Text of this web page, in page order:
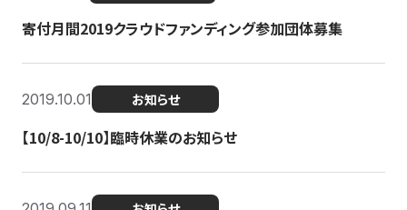
寄付月間2019クラウドファンディング参加団体募集
2019.10.01 お知らせ
【10/8-10/10】臨時休業のお知らせ